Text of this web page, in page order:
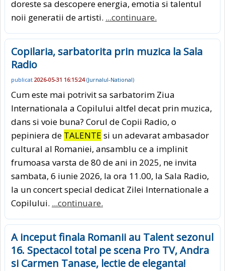
doreste sa descopere energia, emotia si talentul
noii generatii de artisti. ...continuare.
Copilaria, sarbatorita prin muzica la Sala
Radio
publicat 2026-05-31 16:15:24(Jurnalul-National)
Cum este mai potrivit sa sarbatorim Ziua
Internationala a Copilului altfel decat prin muzica,
dans si voie buna? Corul de Copii Radio, o
pepiniera de TALENTE si un adevarat ambasador
cultural al Romaniei, ansamblu ce a implinit
frumoasa varsta de 80 de ani in 2025, ne invita
sambata, 6 iunie 2026, la ora 11.00, la Sala Radio,
la un concert special dedicat Zilei Internationale a
Copilului. ...continuare.
A inceput finala Romanii au Talent sezonul
16. Spectacol total pe scena Pro TV, Andra
si Carmen Tanase, lectie de eleganta!